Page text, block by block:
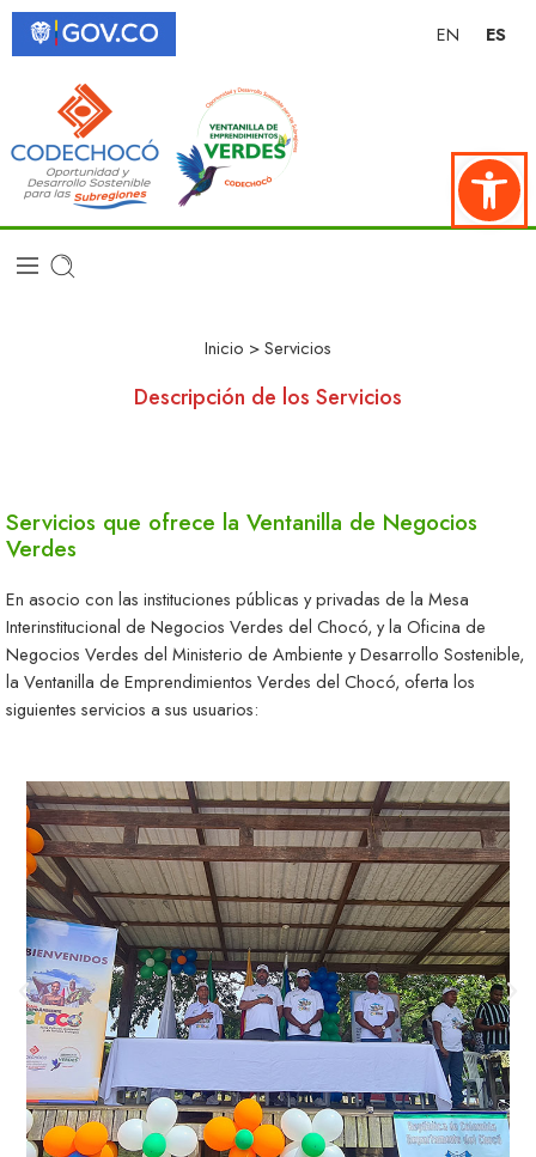
Abrir
Inicio > Servicios
Descripción de los Servicios
Servicios que ofrece la Ventanilla de Negocios
Verdes
En asocio con las instituciones públicas y privadas de la Mesa
Interinstitucional de Negocios Verdes del Chocó, y la Oficina de
Negocios Verdes del Ministerio de Ambiente y Desarrollo Sostenible,
la Ventanilla de Emprendimientos Verdes del Chocó, oferta los
siguientes servicios a sus usuarios:
EN ES